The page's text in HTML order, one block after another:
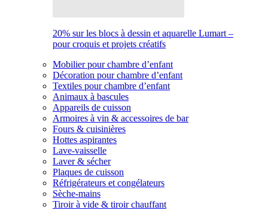
20% sur les blocs à dessin et aquarelle Lumart –
pour croquis et projets créatifs
Mobilier pour chambre d’enfant
Décoration pour chambre d’enfant
Textiles pour chambre d’enfant
Animaux à bascules
Appareils de cuisson
Armoires à vin & accessoires de bar
Fours & cuisinières
Hottes aspirantes
Lave-vaisselle
Laver & sécher
Plaques de cuisson
Réfrigérateurs et congélateurs
Sèche-mains
Tiroir à vide & tiroir chauffant